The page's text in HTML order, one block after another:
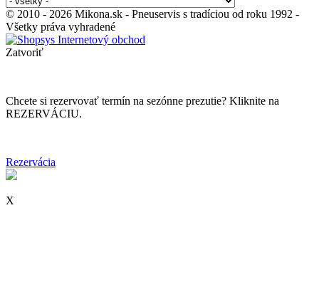
© 2010 - 2026 Mikona.sk - Pneuservis s tradíciou od roku 1992 -
Všetky práva vyhradené
Zatvoriť
Chcete si rezervovať termín na sezónne prezutie? Kliknite na
REZERVÁCIU.
Rezervácia
X